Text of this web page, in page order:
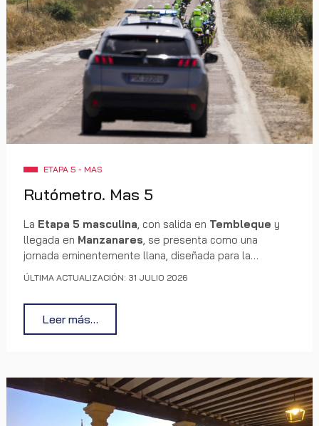
ETAPA 5 - MAS
Rutómetro. Mas 5
La Etapa 5 masculina, con salida en Tembleque y
llegada en Manzanares, se presenta como una
jornada eminentemente llana, diseñada para la
velocidad y el control táctico de los equipos más
atraviesa diez poblaciones y un territorio donde las
largas rectas y la exposición al viento pueden
convertirse en factores decisivos. El mapa y el perfil
anticipa una resolución marcada por la colocación y la
capacidad de mantener la tensión competitiva hasta la
Manzanares.
ÚLTIMA ACTUALIZACIÓN: 31 JULIO 2026
Leer más…